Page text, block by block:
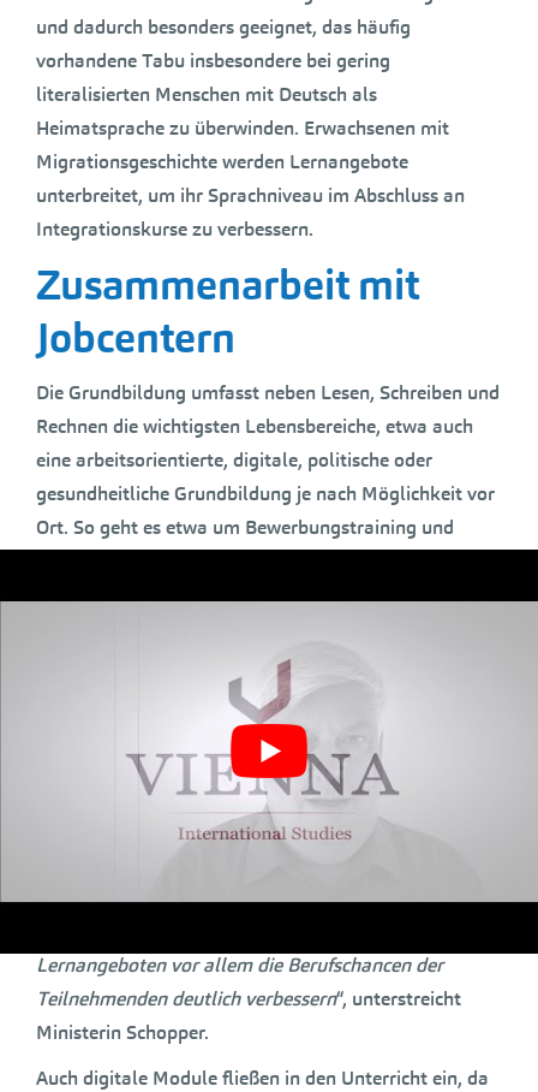
und dadurch besonders geeignet, das häufig
vorhandene Tabu insbesondere bei gering
literalisierten Menschen mit Deutsch als
Heimatsprache zu überwinden. Erwachsenen mit
Migrationsgeschichte werden Lernangebote
unterbreitet, um ihr Sprachniveau im Abschluss an
Integrationskurse zu verbessern.
Zusammenarbeit mit
Jobcentern
Die Grundbildung umfasst neben Lesen, Schreiben und
Rechnen die wichtigsten Lebensbereiche, etwa auch
eine arbeitsorientierte, digitale, politische oder
gesundheitliche Grundbildung je nach Möglichkeit vor
Ort. So geht es etwa um Bewerbungstraining und
Erwachsenen neue Chancen für den Arbeitsmarkt
ermöglichen. So bietet das GBZ Mannheim einen Kurs
in einem Pflegeheim an, um die
Schriftsprachkompetenz von zehn Mitarbeiterinnen zu
verbessern. Benutzt werden Texte und Formulare aus
dem Arbeitsalltag, die eine direkte Anwendung am
Arbeitsplatz ermöglichen. „
Grundbildungszentren um viel mehr als um Lesen und
Lernangeboten vor allem die Berufschancen der
Teilnehmenden deutlich verbessern“, unterstreicht
Ministerin Schopper.
Auch digitale Module fließen in den Unterricht ein, da